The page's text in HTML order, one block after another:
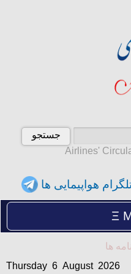
Airlines'
هواپیمایی ها
از عدم دریافت بخشنامه
Thursday 6 August 2026
پنجشنبه 15 امرداد 1405
Thursday 6 August 2026